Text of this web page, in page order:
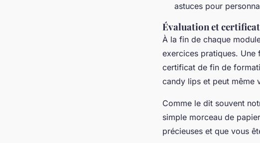
astuces pour
Évaluation et
À la fin de chaque
exercices pratiques. Une
certificat de fin de
candy lips et peut même
Comme le dit souvent
simple morceau de
précieuses et que vous